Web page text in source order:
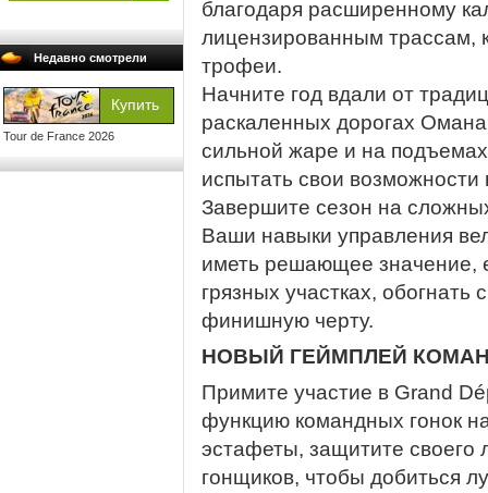
Недавно смотрели
Tour de France 2026
благодаря расширенному
лицензированным трассам,
трофеи.
Начните год вдали от
раскаленных дорогах
сильной жаре и на
испытать свои
Завершите сезон на
Ваши навыки управления
иметь решающее значение,
грязных участках,
финишную черту.
НОВЫЙ ГЕЙМПЛЕЙ
Примите участие в Grand
функцию командных гонок
эстафеты, защитите своего
гонщиков, чтобы добиться